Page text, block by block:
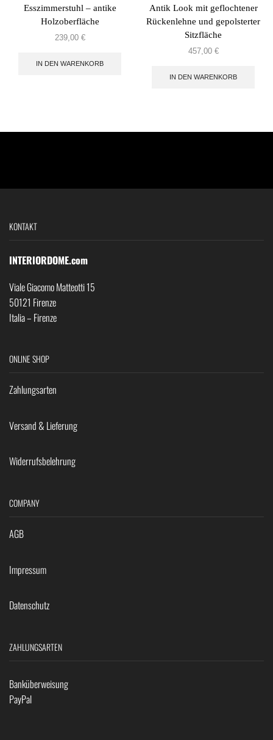
Esszimmerstuhl – antike
Holzoberfläche
239,00 €
IN DEN WARENKORB
Antik Look mit geflochtener
Rückenlehne und gepolsterter
Sitzfläche
457,00 €
IN DEN WARENKORB
KONTAKT
INTERIORDOME.com
Viale Giacomo Matteotti 15
50121 Firenze
Italia – Firenze
ONLINE SHOP
Zahlungsarten
Versand & Lieferung
Widerrufsbelehrung
COMPANY
AGB
Impressum
Datenschutz
ZAHLUNGSARTEN
Banküberweisung
PayPal